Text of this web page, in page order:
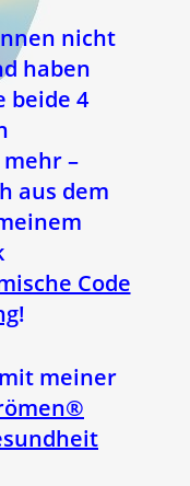
nicht
haben
beide 4
–
aus dem
Code
!
meiner